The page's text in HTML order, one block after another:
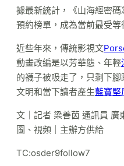
據最新統計，《山海經密
預約榜單，成為當前最受等
近些年來，傳統影視文
動畫改編是以芳華態、年輕
的襪子被吸走了，只剩下
文明和當下讀者產生藍寶堅
文｜記者 梁善茵 通訊員 廣
圖、視頻｜主辦方供給
TC:osder9follow7